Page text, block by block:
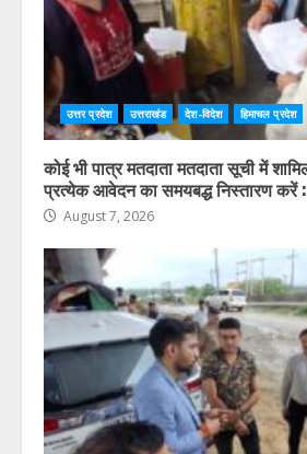
उत्तर प्रदेश उत्तराखंड देश-विदेश हिमाचल प्रदेश
कोई भी पात्र मतदाता मतदाता सूची में
प्रत्येक आवेदन का समयबद्ध निस्तारण करें :
August 7, 2026